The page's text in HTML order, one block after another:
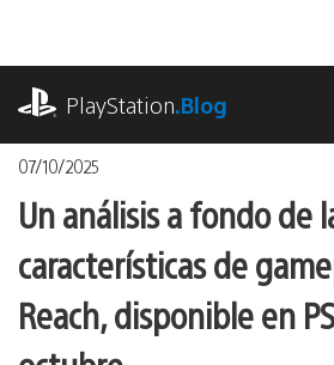
contenido
PlayStation.Blog
07/10/2025
Un análisis a fondo de
características de
Reach, disponible en